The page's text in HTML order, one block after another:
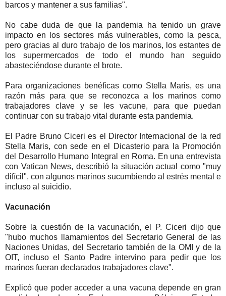
barcos y mantener a sus familias".
No cabe duda de que la pandemia ha tenido un grave
impacto en los sectores más vulnerables, como la pesca,
pero gracias al duro trabajo de los marinos, los estantes de
los supermercados de todo el mundo han seguido
abasteciéndose durante el brote.
Para organizaciones benéficas como Stella Maris, es una
razón más para que se reconozca a los marinos como
trabajadores clave y se les vacune, para que puedan
continuar con su trabajo vital durante esta pandemia.
El Padre Bruno Ciceri es el Director Internacional de la red
Stella Maris, con sede en el Dicasterio para la Promoción
del Desarrollo Humano Integral en Roma. En una entrevista
con Vatican News, describió la situación actual como "muy
difícil", con algunos marinos sucumbiendo al estrés mental e
incluso al suicidio.
Vacunación
Sobre la cuestión de la vacunación, el P. Ciceri dijo que
"hubo muchos llamamientos del Secretario General de las
Naciones Unidas, del Secretario también de la OMI y de la
OIT, incluso el Santo Padre intervino para pedir que los
marinos fueran declarados trabajadores clave".
Explicó que poder acceder a una vacuna depende en gran